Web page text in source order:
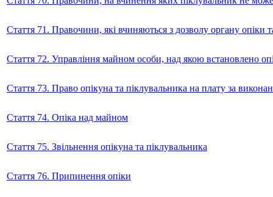
Стаття 71. Правочини, які вчиняються з дозволу органу опіки
Стаття 72. Управління майном особи, над якою встановлено
Стаття 73. Право опікуна та піклувальника на плату за
Стаття 74. Опіка над майном
Стаття 75. Звільнення опікуна та піклувальника
Стаття 76. Припинення опіки